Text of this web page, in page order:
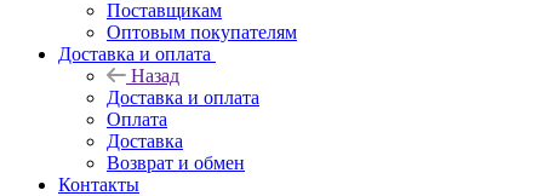
Поставщикам
Оптовым покупателям
Доставка и оплата
Назад
Доставка и оплата
Оплата
Доставка
Возврат и обмен
Контакты